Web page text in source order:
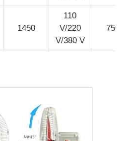
1450
110
V/220
V/380 V
750